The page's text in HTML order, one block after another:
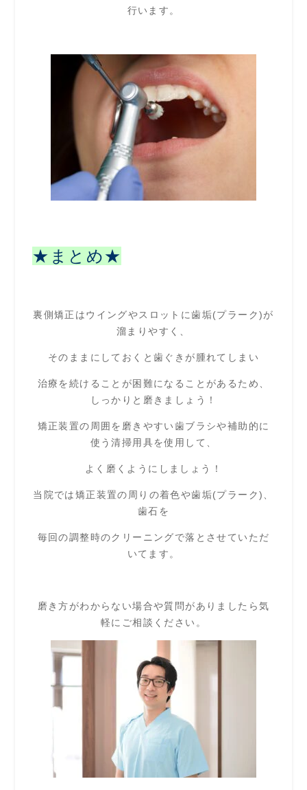
行います。
★まとめ★
裏側矯正はウイングやスロットに歯垢(プラーク)が
溜まりやすく、
そのままにしておくと歯ぐきが腫れてしまい
治療を続けることが困難になることがあるため、
しっかりと磨きましょう！
矯正装置の周囲を磨きやすい歯ブラシや補助的に
使う清掃用具を使用して、
よく磨くようにしましょう！
当院では矯正装置の周りの着色や歯垢(プラーク)、
歯石を
毎回の調整時のクリーニングで落とさせていただ
いてます。
磨き方がわからない場合や質問がありましたら気
軽にご相談ください。